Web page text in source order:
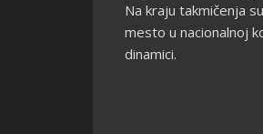
Na kraju takmičenja
mesto u nacionalnoj
dinamici.